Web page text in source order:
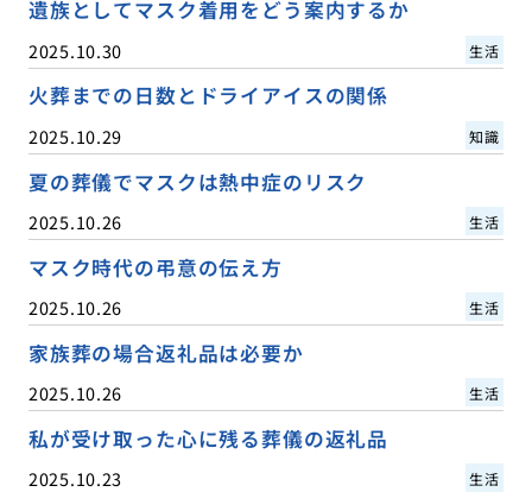
遺族としてマスク着用をどう案内するか
2025.10.30 生活
火葬までの日数とドライアイスの関係
2025.10.29 知識
夏の葬儀でマスクは熱中症のリスク
2025.10.26 生活
マスク時代の弔意の伝え方
2025.10.26 生活
家族葬の場合返礼品は必要か
2025.10.26 生活
私が受け取った心に残る葬儀の返礼品
2025.10.23 生活